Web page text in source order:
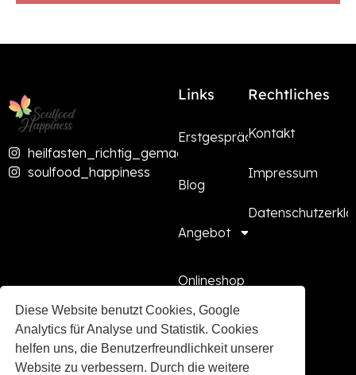
Diese Website benutzt Cookies, Google
Analytics für Analyse und Statistik. Cookies
helfen uns, die Benutzerfreundlichkeit unserer
Website zu verbessern. Durch die weitere
heilfasten_richtig_gemacht
soulfood_happiness
Links
Erstgespräch
Blog
Angebot
Onlineshop
Presse
Rechtliches
Kontakt
Impressum